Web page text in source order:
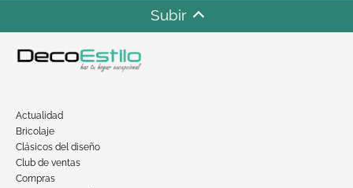
Subir
Actualidad
Bricolaje
Clásicos del diseño
Club de ventas
Compras